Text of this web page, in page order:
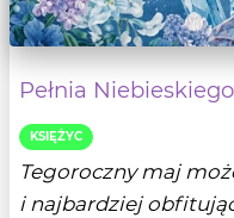
Pełnia
KSIĘŻYC
Tegoroczny maj
i najbardziej